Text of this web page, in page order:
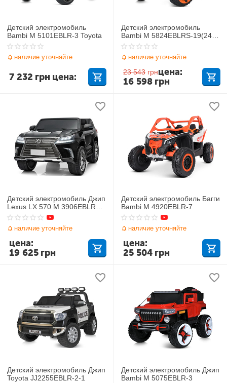
Детский электромобиль
Bambi M 5101EBLR-3 Toyota
наличие уточняйте
7 232 грн цена:
Детский электромобиль
Bambi M 5824EBLRS-19(24V)
Jeep
наличие уточняйте
23 543 грн
16 598 грн
цена:
Детский электромобиль Джип
Lexus LX 570 M 3906EBLRS-
2
наличие уточняйте
19 625 грн
цена:
Детский электромобиль Багги
Bambi M 4920EBLR-7
наличие уточняйте
25 504 грн
цена:
Детский электромобиль Джип
Toyota JJ2255EBLR-2-1
Детский электромобиль Джип
Bambi M 5075EBLR-3